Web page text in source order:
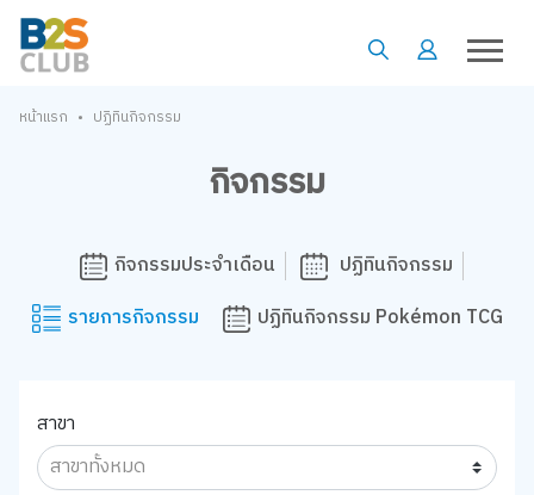
หน้าแรก • ปฏิทินกิจกรรม
กิจกรรม
กิจกรรมประจำเดือน
ปฏิทินกิจกรรม
รายการกิจกรรม
ปฏิทินกิจกรรม Pokémon TCG
สาขา